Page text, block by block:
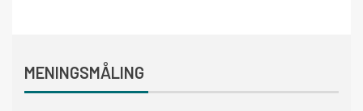
MENINGSMÅLING